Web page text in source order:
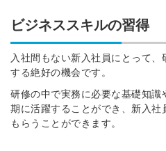
ビジネススキルの習得
入社間もない新入社員にとって
する絶好の機会です。
研修の中で実務に必要な基礎知
期に活躍することができ、新入社
もらうことができます。